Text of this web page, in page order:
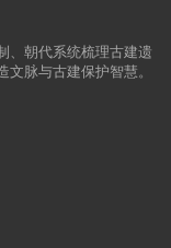
、朝代系统梳理古建遗
脉与古建保护智慧。